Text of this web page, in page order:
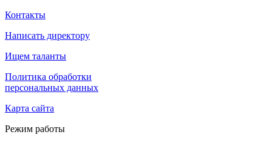
Контакты
Написать директору
Ищем таланты
Политика обработки
персональных данных
Карта сайта
Режим работы